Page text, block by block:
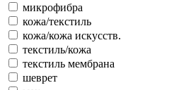
микрофибра
кожа/текстиль
кожа/кожа искусств.
текстиль/кожа
текстиль мембрана
шеврет